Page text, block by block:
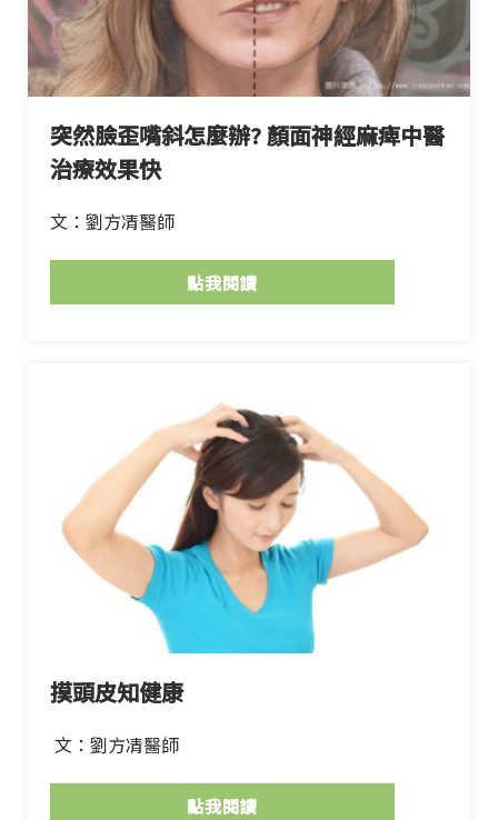
突然臉歪嘴斜怎麼辦? 顏面神經麻痺中醫
治療效果快
文：劉方凊醫師
點我閱讀
摸頭皮知健康
文：劉方凊醫師
點我閱讀